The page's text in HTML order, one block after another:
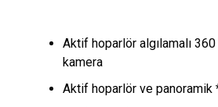
Aktif hoparlör algılamalı
kamera
Aktif hoparlör ve panoramik *